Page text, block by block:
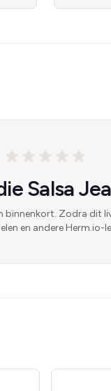
Salsa
binnenkort. Zodra dit
en andere Herm.io-